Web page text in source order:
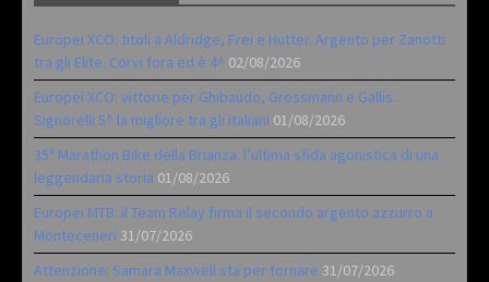
Europei XCO: titoli a Aldridge, Frei e Hutter. Argento per Zanotti
tra gli Elite. Corvi fora ed è 4^ 02/08/2026
Europei XCO: vittorie per Ghibaudo, Grossmann e Gallis.
Signorelli 5^ la migliore tra gli italiani 01/08/2026
35ª Marathon Bike della Brianza: l’ultima sfida agonistica di una
leggendaria storia 01/08/2026
Europei MTB: il Team Relay firma il secondo argento azzurro a
Monteceneri 31/07/2026
Attenzione: Samara Maxwell sta per tornare 31/07/2026